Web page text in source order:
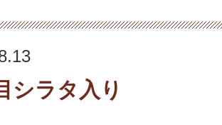
シラタ入り